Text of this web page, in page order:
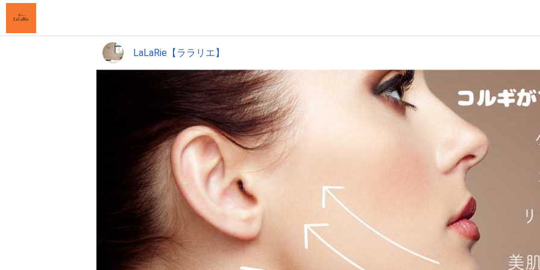
LaLaRie【ララリエ】